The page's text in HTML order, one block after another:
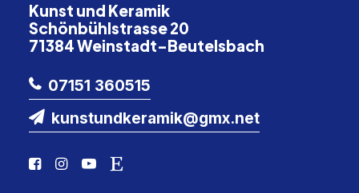
Kunst und Keramik
Schönbühlstrasse 20
71384 Weinstadt-Beutelsbach
07151 360515
kunstundkeramik@gmx.net